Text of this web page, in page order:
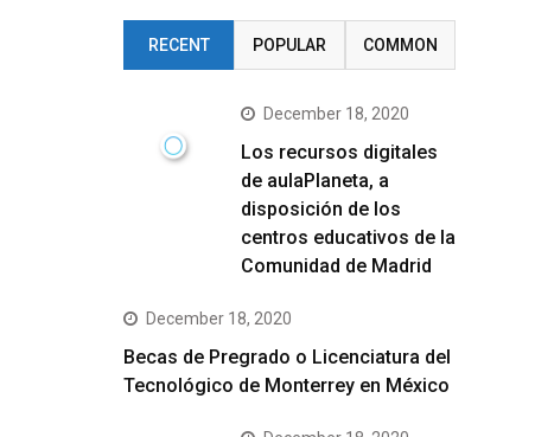
RECENT POPULAR COMMON
December 18, 2020
Los recursos digitales
de aulaPlaneta, a
disposición de los
centros educativos de la
Comunidad de Madrid
December 18, 2020
Becas de Pregrado o Licenciatura del
Tecnológico de Monterrey en México